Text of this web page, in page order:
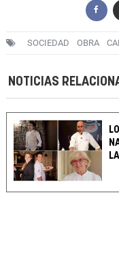
SOCIEDAD OBRA
NOTICIAS